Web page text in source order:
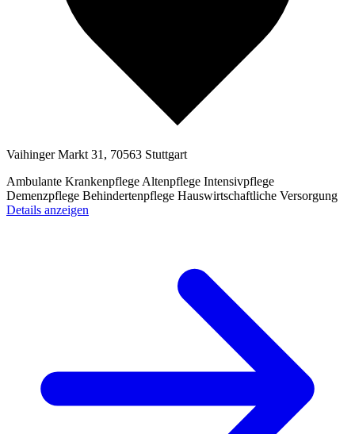
Vaihinger Markt 31, 70563 Stuttgart
Ambulante Krankenpflege Altenpflege Intensivpflege
Demenzpflege Behindertenpflege Hauswirtschaftliche Versorgung
Details anzeigen